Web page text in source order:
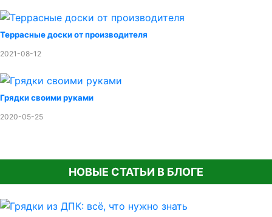
Террасные доски от производителя
2021-08-12
Грядки своими руками
2020-05-25
НОВЫЕ СТАТЬИ В БЛОГЕ